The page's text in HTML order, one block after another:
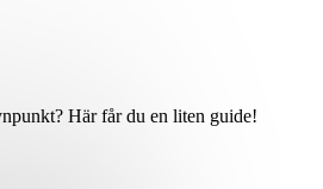
Här får du en liten guide!